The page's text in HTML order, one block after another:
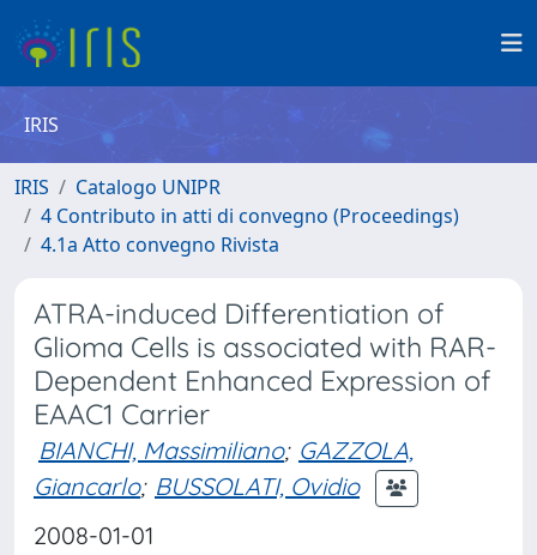
IRIS
IRIS
Catalogo UNIPR
4 Contributo in atti di convegno (Proceedings)
4.1a Atto convegno Rivista
ATRA-induced Differentiation of
Glioma Cells is associated with RAR-
Dependent Enhanced Expression of
EAAC1 Carrier
BIANCHI, Massimiliano; GAZZOLA,
Giancarlo; BUSSOLATI, Ovidio
2008-01-01